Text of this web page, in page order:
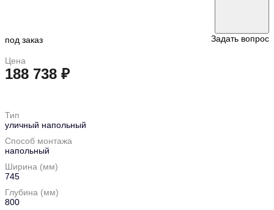
под заказ Задать вопрос
Цена
188 738 ₽
Тип
уличный напольный
Способ монтажа
напольный
Ширина (мм)
745
Глубина (мм)
800